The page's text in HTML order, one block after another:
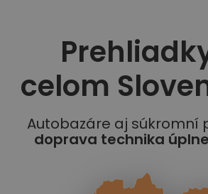
celom
Autobazáre aj súkromní
doprava technika